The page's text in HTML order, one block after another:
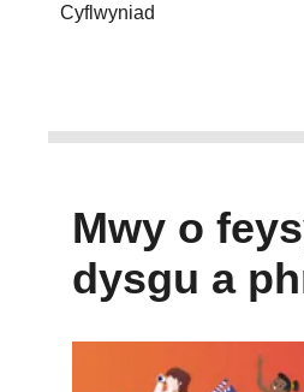
Cyflwyniad
Mwy o
dysgu a